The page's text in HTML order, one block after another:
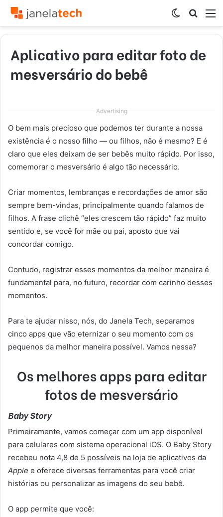
por
Switch
skin
Aplicativo para editar foto de
mesversário do bebê
Advertising
O bem mais precioso que podemos ter durante a nossa
existência é o nosso filho — ou filhos, não é mesmo? E é
claro que eles deixam de ser bebês muito rápido. Por isso,
comemorar o mesversário é algo tão necessário.
Criar momentos, lembranças e recordações de amor são
sempre bem-vindas, principalmente quando falamos de
filhos. A frase clichê “eles crescem tão rápido” faz muito
sentido e, se você for mãe ou pai, aposto que vai
concordar comigo.
Contudo, registrar esses momentos da melhor maneira é
fundamental para, no futuro, recordar com carinho desses
momentos.
Para te ajudar nisso, nós, do Janela Tech, separamos
cinco apps que vão eternizar o seu momento com os
pequenos da melhor maneira possível. Vamos nessa?
Os melhores apps para editar
fotos de mesversário
Baby Story
Primeiramente, vamos começar com um app disponível
para celulares com sistema operacional iOS. O Baby Story
recebeu nota 4,8 de 5 possíveis na loja de aplicativos da
Apple e oferece diversas ferramentas para você criar
histórias ou personalizar as imagens do seu bebê.
O app permite que você: